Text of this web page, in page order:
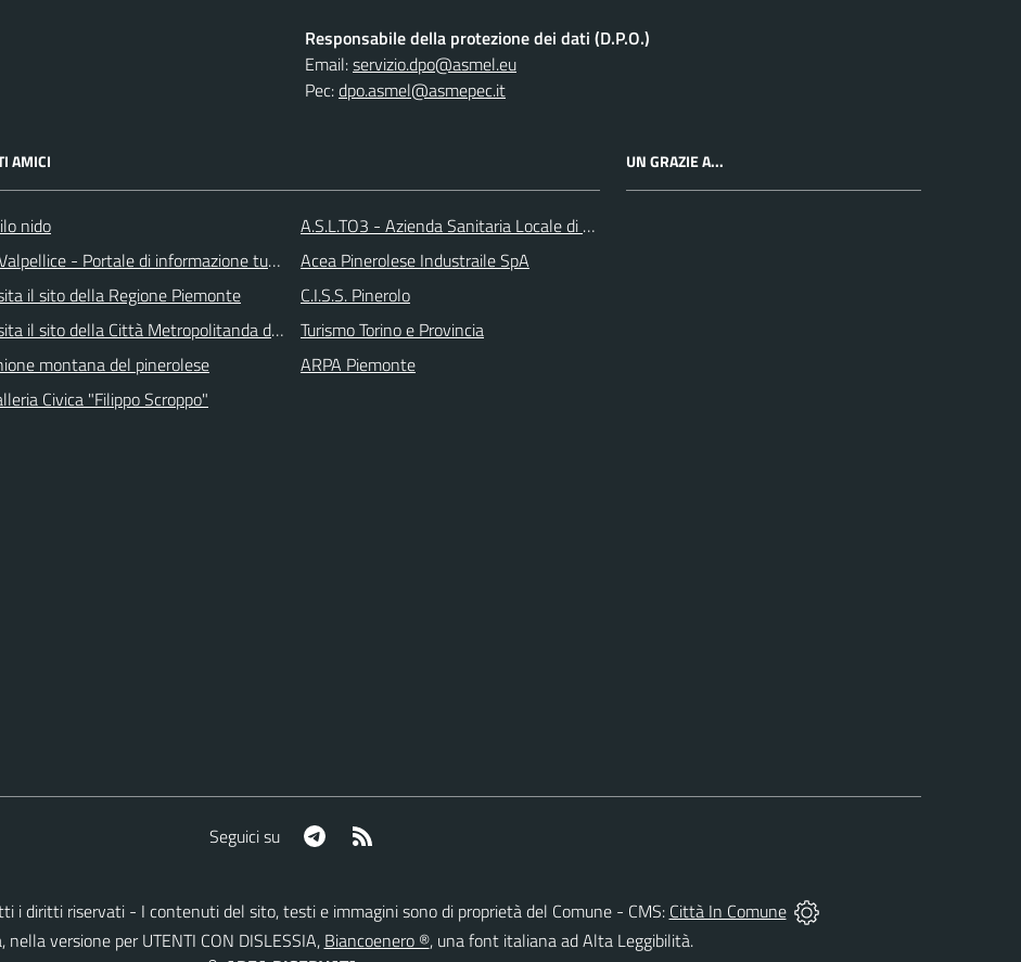
Responsabile della protezione dei dati (D.P.O.)
Email:servizio.dpo@asmel.eu
Pec:dpo.asmel@asmepec.it
AMICI
nido
- Portale di informazione turstica
il sito della Regione Piemonte
il sito della Città Metropolitanda di Torino
montana del pinerolese
Civica "Filippo Scroppo"
A.S.L.TO3 - Azienda Sanitaria Locale di Collegno e Pinerolo
Acea Pinerolese Industraile SpA
C.I.S.S. Pinerolo
Turismo Torino e Provincia
ARPA Piemonte
UN GRAZIE A...
Seguici su Telegram
i diritti riservati - I contenuti del sito, testi e immagini sono di proprietà del Comune - CMS: Città In Comune
versione per UTENTI CON DISLESSIA, Biancoenero ®, una font italiana ad Alta Leggibilità.